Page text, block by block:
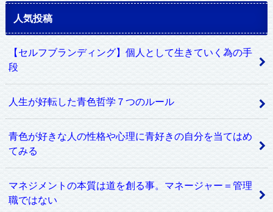
人気投稿
【セルフブランディング】個人として生きていく為の手
段
人生が好転した青色哲学７つのルール
青色が好きな人の性格や心理に青好きの自分を当てはめ
てみる
マネジメントの本質は道を創る事。マネージャー＝管理
職ではない